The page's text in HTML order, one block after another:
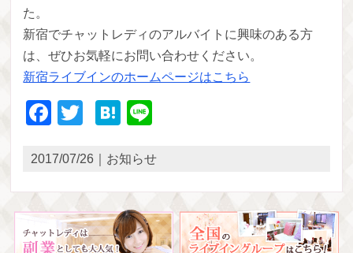
た。
新宿でチャットレディのアルバイトに興味のある方
は、ぜひお気軽にお問い合わせください。
新宿ライブインのホームページはこちら
Facebook
TwitterHatena
2017/07/26｜お知らせ